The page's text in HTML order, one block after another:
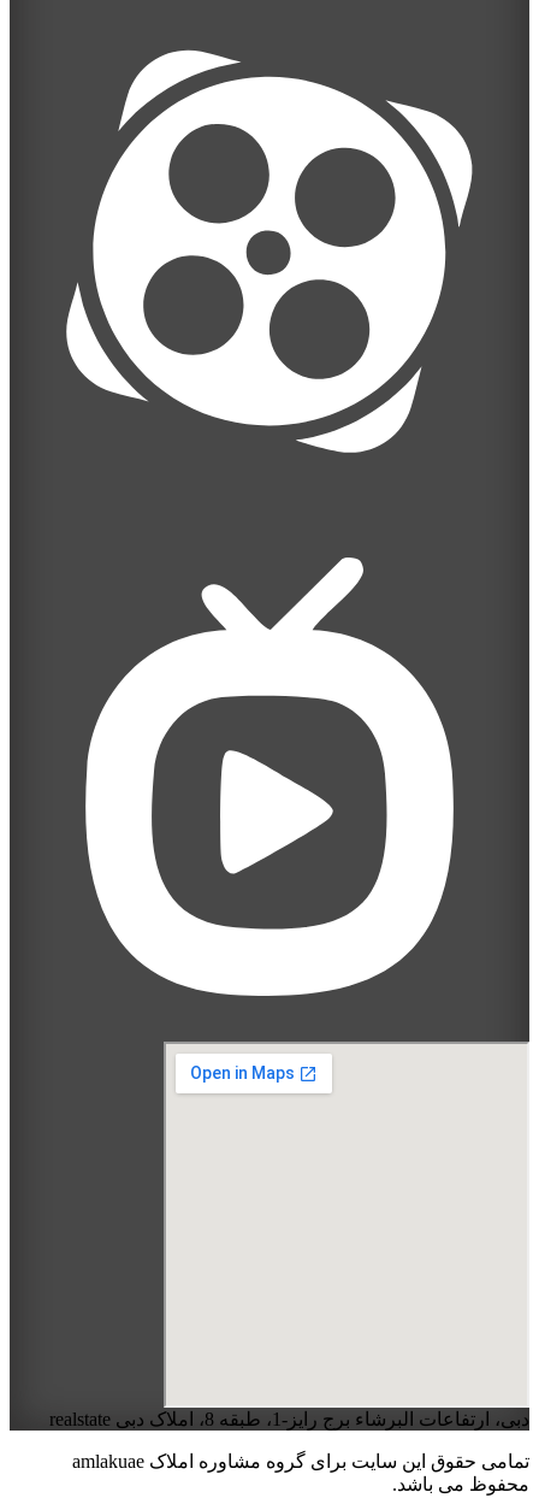
دبی، ارتفاعات البرشاء برج رایز-1، طبقه 8، املاک دبی realstate
تمامی حقوق این سایت برای گروه مشاوره املاک amlakuae
محفوظ می باشد.